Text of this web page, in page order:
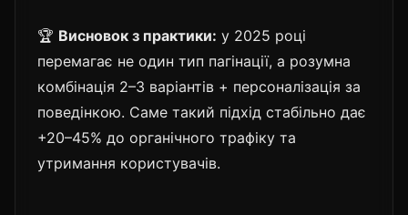
🏆 Висновок з практики: у 2025 році
перемагає не один тип пагінації, а розумна
комбінація 2–3 варіантів + персоналізація за
поведінкою. Саме такий підхід стабільно дає
+20–45% до органічного трафіку та
утримання користувачів.